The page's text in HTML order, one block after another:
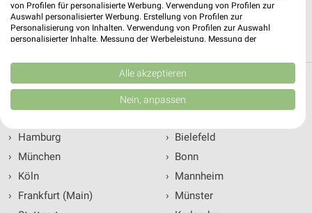
Du suchst die nächste Filiale von regio plus Immobilien. Hier
siehst Du alle Filialen von regio plus Immobilien sortiert nach
Entfernung.
Top Städte
›
Hamburg
›
München
›
Köln
›
Frankfurt (Main)
› Bielefeld
› Bonn
› Mannheim
› Münster
von Profilen für personalisierte Werbung. Verwendung von Profilen zur
Auswahl personalisierter Werbung. Erstellung von Profilen zur
Personalisierung von Inhalten. Verwendung von Profilen zur Auswahl
personalisierter Inhalte. Messung der Werbeleistung. Messung der
Kombinationen von Daten aus verschiedenen Quellen. Entwicklung und
Verbesserung der Angebote. Verwendung reduzierter Daten zur Auswahl
von Inhalten.
Daten können außerhalb der Europäischen Union weitergegeben und in die
USA gesendet werden.
Website/App.
Partnerliste anzeigen (1 IAB-Anbieter)
Wir nutzen Ihre Daten für folgende Zwecke:
Alle akzeptieren
Nein, anpassen